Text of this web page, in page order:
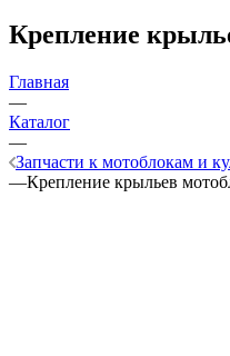
Крепление
Главная
—
Каталог
—
Запчасти к мотоблокам и
—Крепление крыльев